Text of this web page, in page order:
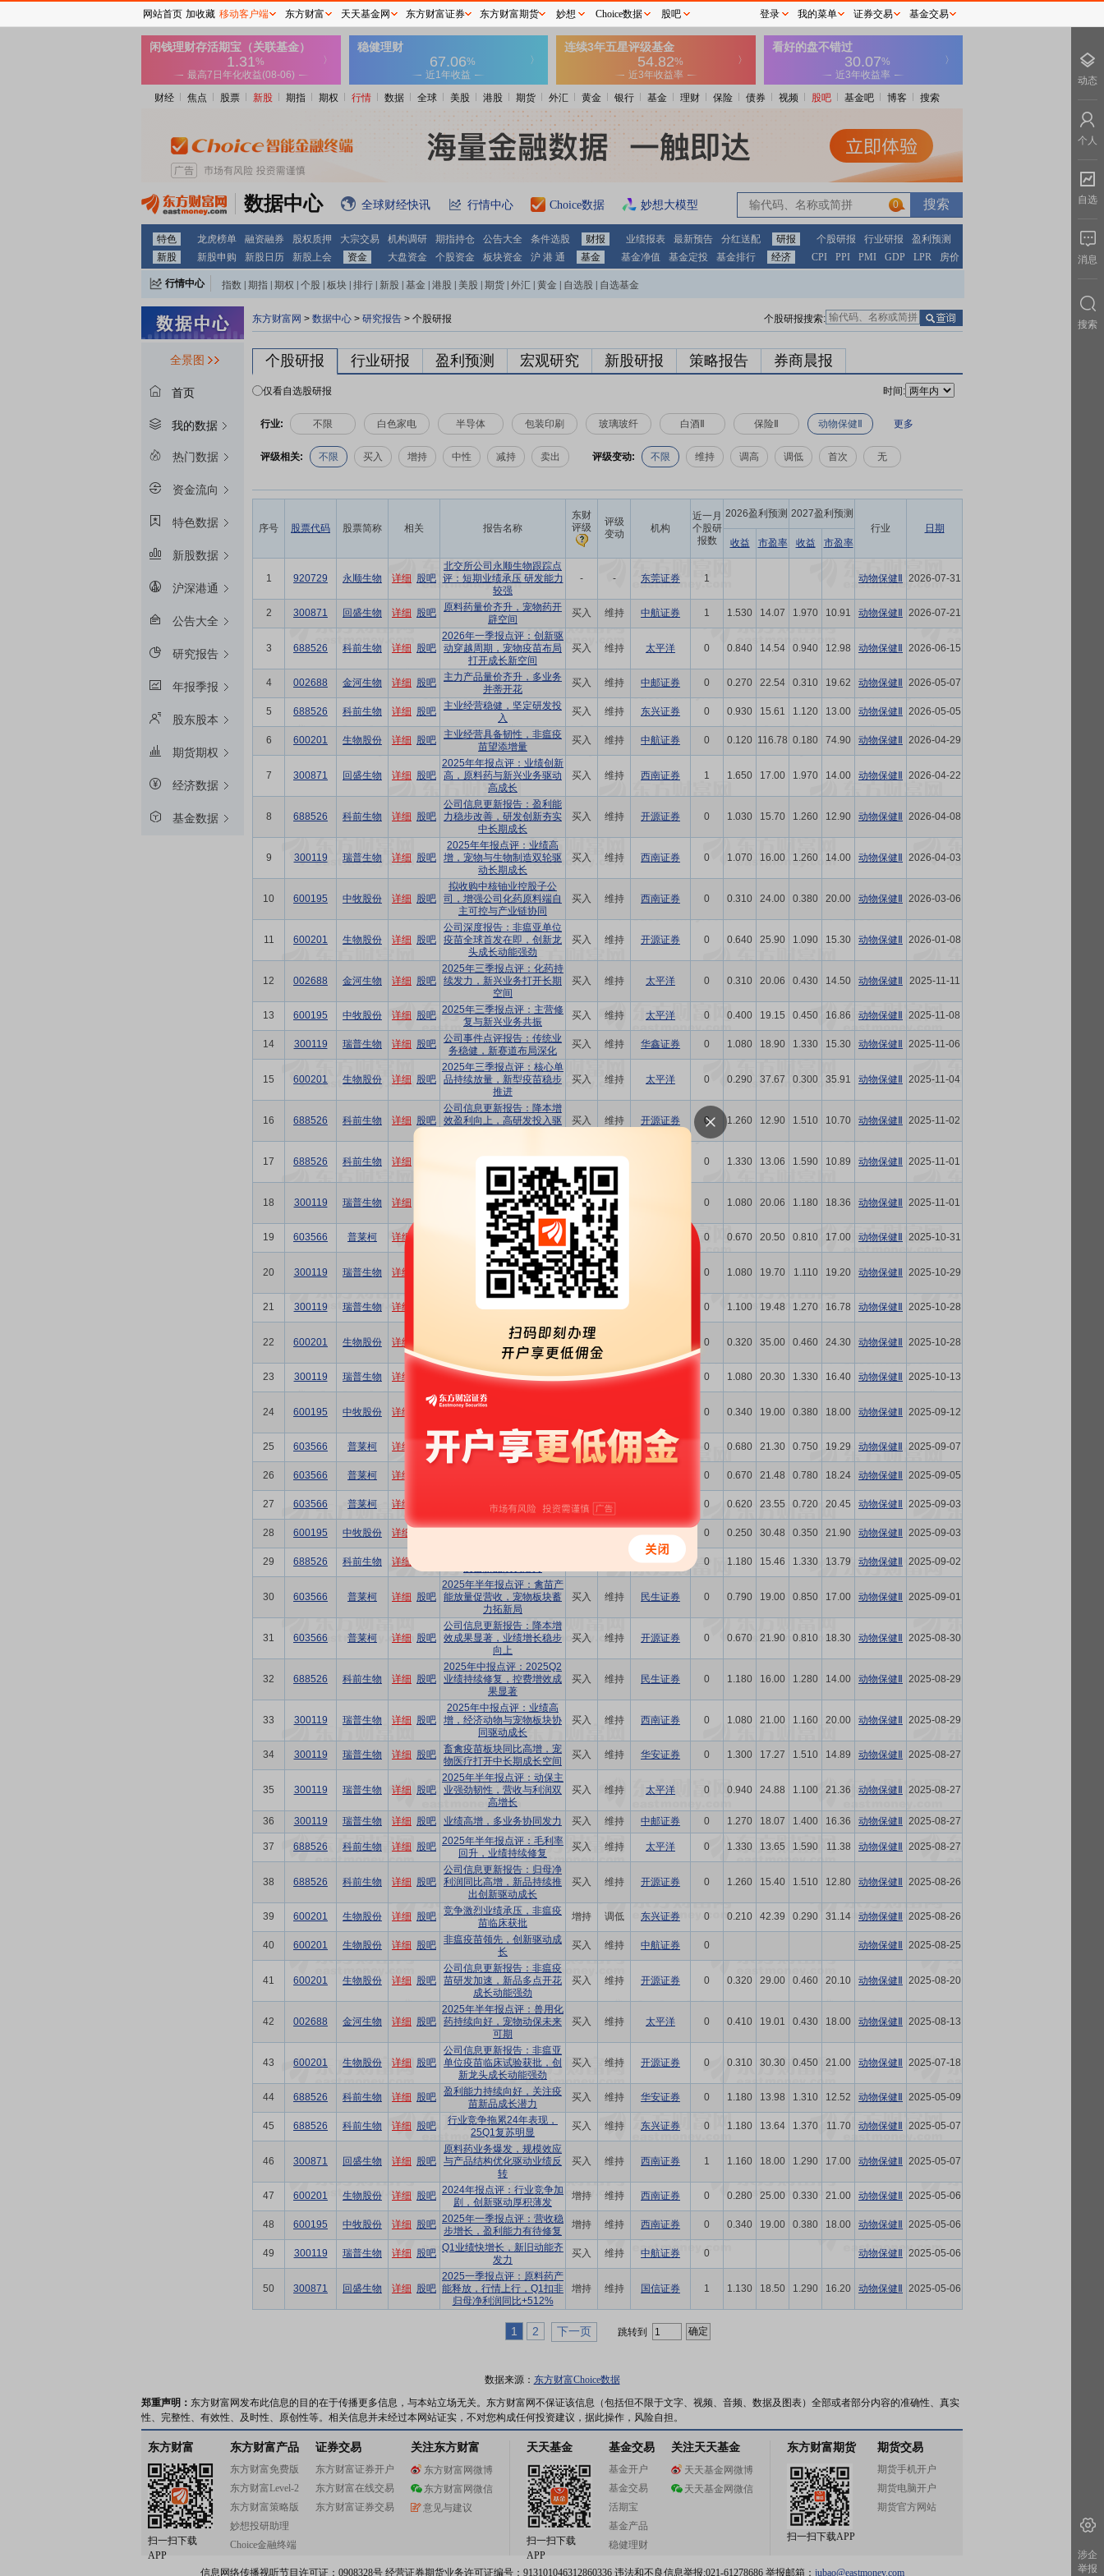
财经 焦点 股票 新股 期指 期权 行情 数据 全球 美股 港股 期货 外汇 黄金 银行 基金 理财 保险 债券 视频 股吧 基金吧 博客 搜索
数据中心 全球财经快讯 行情中心 Choice数据 妙想大模型 0
特色 龙虎榜单 融资融券 股权质押 大宗交易 机构调研 期指持仓 公告大全 条件选股 财报 业绩报表 最新预告 分红送配 研报 个股研报 行业研报
盈利预测
新股
新股申购 新股日历 新股上会 资金 大盘资金 个股资金 板块资金 沪 港 通 基金 基金净值 基金定投 基金排行 经济 CPI PPI PMI GDP LPR 房价
行情中心 指数 期指 期权 个股 板块 排行 新股 基金 港股 美股 期货 外汇 黄金 自选股 自选基金
全景图
首页
我的数据
热门数据
资金流向
特色数据
新股数据
沪深港通
公告大全
研究报告
年报季报
股东股本
期货期权
经济数据
基金数据
东方财富网 > 数据中心 > 研究报告 > 个股研报 个股研报搜索:
个股研报 行业研报 盈利预测 宏观研究 新股研报 策略报告 券商晨报
仅看自选股研报 时间:
行业: 不限 白色家电 半导体 包装印刷 玻璃玻纤 白酒Ⅱ 保险Ⅱ 动物保健Ⅱ 更多
评级相关: 不限 买入 增持 中性 减持 卖出 评级变动: 不限 维持 调高 调低 首次 无
序号 股票代码 股票简称 相关 报告名称
东财
评级
评级
变动
机构
近一月
个股研
报数
2026盈利预测 2027盈利预测
行业
日期
收益
市盈率 收益 市盈率
1 920729 永顺生物 详细 股吧
北交所公司永顺生物跟踪点
评：短期业绩承压 研发能力
较强
- - 东莞证券 1 动物保健Ⅱ 2026-07-31
2 300871 回盛生物 详细 股吧
原料药量价齐升，宠物药开
辟空间
买入 维持 中航证券 1 1.530 14.07 1.970 10.91 动物保健Ⅱ 2026-07-21
3 688526 科前生物 详细 股吧
2026年一季报点评：创新驱
动穿越周期，宠物疫苗布局
打开成长新空间
买入 维持 太平洋 0 0.840 14.54 0.940 12.98 动物保健Ⅱ 2026-06-15
4 002688 金河生物 详细 股吧
主力产品量价齐升，多业务
并蒂开花
买入 维持 中邮证券 0 0.270 22.54 0.310 19.62 动物保健Ⅱ 2026-05-07
5 688526 科前生物 详细 股吧
主业经营稳健，坚定研发投
入
买入 维持 东兴证券 0 0.930 15.61 1.120 13.00 动物保健Ⅱ 2026-05-05
6 600201 生物股份 详细 股吧
主业经营具备韧性，非瘟疫
苗望添增量
买入 维持 中航证券 0 0.120 116.78 0.180 74.90 动物保健Ⅱ 2026-04-29
7 300871 回盛生物 详细 股吧
2025年年报点评：业绩创新
高，原料药与新兴业务驱动
高成长
买入 维持 西南证券 1 1.650 17.00 1.970 14.00 动物保健Ⅱ 2026-04-22
8 688526 科前生物 详细 股吧
公司信息更新报告：盈利能
力稳步改善，研发创新夯实
中长期成长
买入 维持 开源证券 0 1.030 15.70 1.260 12.90 动物保健Ⅱ 2026-04-08
9 300119 瑞普生物 详细 股吧
2025年年报点评：业绩高
增，宠物与生物制造双轮驱
动长期成长
买入 维持 西南证券 0 1.070 16.00 1.260 14.00 动物保健Ⅱ 2026-04-03
10 600195 中牧股份 详细 股吧
拟收购中核铀业控股子公
司，增强公司化药原料端自
主可控与产业链协同
买入 维持 西南证券 0 0.310 24.00 0.380 20.00 动物保健Ⅱ 2026-03-06
11 600201 生物股份 详细 股吧
公司深度报告：非瘟亚单位
疫苗全球首发在即，创新龙
头成长动能强劲
买入 维持 开源证券 0 0.640 25.90 1.090 15.30 动物保健Ⅱ 2026-01-08
12 002688 金河生物 详细 股吧
2025年三季报点评：化药持
续发力，新兴业务打开长期
空间
买入 维持 太平洋 0 0.310 20.06 0.430 14.50 动物保健Ⅱ 2025-11-11
13 600195 中牧股份 详细 股吧 2025年三季报点评：主营修
复与新兴业务共振
买入 维持 太平洋 0 0.400 19.15 0.450 16.86 动物保健Ⅱ 2025-11-08
14 300119 瑞普生物 详细 股吧
公司事件点评报告：传统业
务稳健，新赛道布局深化
买入 维持 华鑫证券 0 1.080 18.90 1.330 15.30 动物保健Ⅱ 2025-11-06
15 600201 生物股份 详细 股吧
2025年三季报点评：核心单
品持续放量，新型疫苗稳步
推进
买入 维持 太平洋 0 0.290 37.67 0.300 35.91 动物保健Ⅱ 2025-11-04
16 688526 科前生物 详细 股吧
公司信息更新报告：降本增
效盈利向上，高研发投入驱
买入 维持 开源证券 0 1.260 12.90 1.510 10.70 动物保健Ⅱ 2025-11-02
17 688526 科前生物 详细
持续改善，关注后续新品上
市
0 1.330 13.06 1.590 10.89 动物保健Ⅱ 2025-11-01
18 300119 瑞普生物 详细
2025年三季报点评：畜禽动
保业务稳健增长，积极布局
新赛道
买入 维持 0 1.080 20.06 1.180 18.36 动物保健Ⅱ 2025-11-01
19 603566 普莱柯 详细
公司信息更新报告：经营向
好，持续推进降本增效
买入 维持 0 0.670 20.50 0.810 17.00 动物保健Ⅱ 2025-10-31
20 300119 瑞普生物 详细
2025三季报点评：产品结构
优化，经营效率提升，Q3归
母净利润同比+23%
增持 维持 0 1.080 19.70 1.110 19.20 动物保健Ⅱ 2025-10-29
21 300119 瑞普生物 详细
2025Q3业绩稳健增长，布局 买入 维持 0 1.100 19.48 1.270 16.78 动物保健Ⅱ 2025-10-28
22 600201 生物股份 详细
公司信息更新报告：业绩修
复向上，非瘟疫苗临床实验
有序推进
买入 0 0.320 35.00 0.460 24.30 动物保健Ⅱ 2025-10-28
23 300119 瑞普生物 详细
公司深度报告：禽畜药苗擎
旗固本，宠物板块振翼拓新
买入 首次 华鑫证券 0 1.080 20.30 1.330 16.40 动物保健Ⅱ 2025-10-13
24 600195 中牧股份 详细
2025年中报点评：业绩显著
0 0.340 19.00 0.380 18.00 动物保健Ⅱ 2025-09-12
25 603566 普莱柯 详细 股吧
禽用疫苗增速显著，关注宠
物板块成长潜力
买入 维持 华安证券 0 0.680 21.30 0.750 19.29 动物保健Ⅱ 2025-09-07
26 603566 普莱柯 详细 0 0.670 21.48 0.780 18.24 动物保健Ⅱ 2025-09-05
27 603566 普莱柯 详细
相关产品收入增长明显
增持 维持 0 0.620 23.55 0.720 20.45 动物保健Ⅱ 2025-09-03
28 600195 中牧股份 详细
化药及饲料业务收入大增，
中邮证券 0 0.250 30.48 0.350 21.90 动物保健Ⅱ 2025-09-03
29 688526 科前生物 详细 华安证券 0 1.180 15.46 1.330 13.79 动物保健Ⅱ 2025-09-02
30 603566 普莱柯 详细 股吧
2025年半年报点评：禽苗产
能放量促营收，宠物板块蓄
力拓新局
买入 维持 民生证券 0 0.790 19.00 0.850 17.00 动物保健Ⅱ 2025-09-01
31 603566 普莱柯 详细 股吧
公司信息更新报告：降本增
效成果显著，业绩增长稳步
向上
买入 维持 开源证券 0 0.670 21.90 0.810 18.30 动物保健Ⅱ 2025-08-30
32 688526 科前生物 详细 股吧
2025年中报点评：2025Q2
业绩持续修复，控费增效成
果显著
买入 维持 民生证券 0 1.180 16.00 1.280 14.00 动物保健Ⅱ 2025-08-29
33 300119 瑞普生物 详细 股吧
2025年中报点评：业绩高
增，经济动物与宠物板块协
同驱动成长
买入 维持 西南证券 0 1.080 21.00 1.160 20.00 动物保健Ⅱ 2025-08-29
34 300119 瑞普生物 详细 股吧
畜禽疫苗板块同比高增，宠
物医疗打开中长期成长空间
买入 维持 华安证券 0 1.300 17.27 1.510 14.89 动物保健Ⅱ 2025-08-27
35 300119 瑞普生物 详细 股吧
2025年半年报点评：动保主
业强劲韧性，营收与利润双
高增长
买入 维持 太平洋 0 0.940 24.88 1.100 21.36 动物保健Ⅱ 2025-08-27
36 300119 瑞普生物 详细 股吧 业绩高增，多业务协同发力 买入 维持 中邮证券 0 1.270 18.07 1.400 16.36 动物保健Ⅱ 2025-08-27
37 688526 科前生物 详细 股吧 2025年半年报点评：毛利率
回升，业绩持续修复
买入 维持 太平洋 0 1.330 13.65 1.590 11.38 动物保健Ⅱ 2025-08-27
38 688526 科前生物 详细 股吧
公司信息更新报告：归母净
利润同比高增，新品持续推
出创新驱动成长
买入 维持 开源证券 0 1.260 15.40 1.510 12.80 动物保健Ⅱ 2025-08-26
39 600201 生物股份 详细 股吧
竞争激烈业绩承压，非瘟疫
苗临床获批
增持 调低 东兴证券 0 0.210 42.39 0.290 31.14 动物保健Ⅱ 2025-08-26
40 600201 生物股份 详细 股吧
非瘟疫苗领先，创新驱动成
长
买入 维持 中航证券 0 动物保健Ⅱ 2025-08-25
41 600201 生物股份 详细 股吧
公司信息更新报告：非瘟疫
苗研发加速，新品多点开花
成长动能强劲
买入 维持 开源证券 0 0.320 29.00 0.460 20.10 动物保健Ⅱ 2025-08-20
42 002688 金河生物 详细 股吧
2025年半年报点评：兽用化
药持续向好，宠物动保未来
可期
买入 维持 太平洋 0 0.410 19.01 0.430 18.00 动物保健Ⅱ 2025-08-13
43 600201 生物股份 详细 股吧
公司信息更新报告：非瘟亚
单位疫苗临床试验获批，创
新龙头成长动能强劲
买入 维持 开源证券 0 0.310 30.30 0.450 21.00 动物保健Ⅱ 2025-07-18
44 688526 科前生物 详细 股吧
盈利能力持续向好，关注疫
苗新品成长潜力
买入 维持 华安证券 0 1.180 13.98 1.310 12.52 动物保健Ⅱ 2025-05-09
45 688526 科前生物 详细 股吧
行业竞争拖累24年表现，
25Q1复苏明显
买入 维持 东兴证券 0 1.180 13.64 1.370 11.70 动物保健Ⅱ 2025-05-07
46 300871 回盛生物 详细 股吧
原料药业务爆发，规模效应
与产品结构优化驱动业绩反
转
买入 维持 西南证券 1 1.160 18.00 1.290 17.00 动物保健Ⅱ 2025-05-07
47 600201 生物股份 详细 股吧 2024年报点评：行业竞争加
剧，创新驱动厚积薄发
增持 维持 西南证券 0 0.280 25.00 0.330 21.00 动物保健Ⅱ 2025-05-06
48 600195 中牧股份 详细 股吧 2025年一季报点评：营收稳
步增长，盈利能力有待修复
增持 维持 西南证券 0 0.340 19.00 0.380 18.00 动物保健Ⅱ 2025-05-06
49 300119 瑞普生物 详细 股吧 Q1业绩快增长，新旧动能齐
发力
买入 维持 中航证券 0 动物保健Ⅱ 2025-05-06
50 300871 回盛生物 详细 股吧
2025一季报点评：原料药产
能释放，行情上行，Q1扣非
归母净利润同比+512%
增持 维持 国信证券 1 1.130 18.50 1.290 16.20 动物保健Ⅱ 2025-05-06
1 2 下一页 跳转到
数据来源： 东方财富Choice数据
郑重声明： 东方财富网发布此信息的目的在于传播更多信息，与本站立场无关。东方财富网不保证该信息（包括但不限于文字、视频、音频、数据及图表）全部或者部分内容的准确性、真实
性、完整性、有效性、及时性、原创性等。相关信息并未经过本网站证实，不对您构成任何投资建议，据此操作，风险自担。
东方财富
扫一扫下载
APP
东方财富产品
东方财富免费版
东方财富Level-2
东方财富策略版
妙想投研助理
Choice金融终端
证券交易
东方财富证券开户
东方财富在线交易
东方财富证券交易
关注东方财富
东方财富网微博
东方财富网微信
意见与建议
天天基金
扫一扫下载
APP
基金交易
基金开户
基金交易
活期宝
基金产品
稳健理财
关注天天基金
天天基金网微博
天天基金网微信
东方财富期货
扫一扫下载APP
期货交易
期货手机开户
期货电脑开户
期货官方网站
信息网络传播视听节目许可证：0908328号 经营证券期货业务许可证编号：913101046312860336 违法和不良信息举报:021-61278686 举报邮箱： jubao@eastmoney.com
网站首页 加收藏 移动客户端 东方财富 天天基金网 东方财富证券 东方财富期货 妙想 Choice数据 股吧 登录 我的菜单 证券交易 基金交易
动态
个人
自选
消息
搜索
涉企
举报